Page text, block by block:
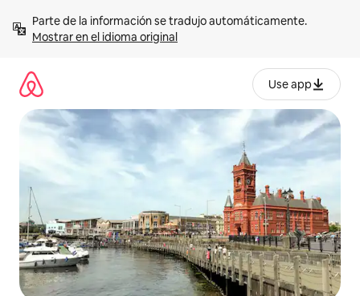
contenidoMostrar en el idioma original
Use app